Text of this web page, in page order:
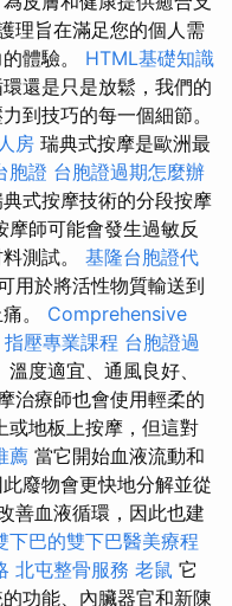
理旨在滿足您的個人需
體驗。 HTML基礎知識
還是只是放鬆，我們的
到技巧的每一個細節。
房 瑞典式按摩是歐洲最
胞證 台胞證過期怎麼辦
式按摩技術的分段按摩
師可能會發生過敏反
測試。 基隆台胞證代
用於將活性物質輸送到
。 Comprehensive
指壓專業課程 台胞證過
度適宜、通風良好、
治療師也會使用輕柔的
或地板上按摩，但這對
薦 當它開始血液流動和
廢物會更快地分解並從
善血液循環，因此也建
下巴的雙下巴醫美療程
北屯整骨服務 老鼠 它
功能、內臟器官和新陳